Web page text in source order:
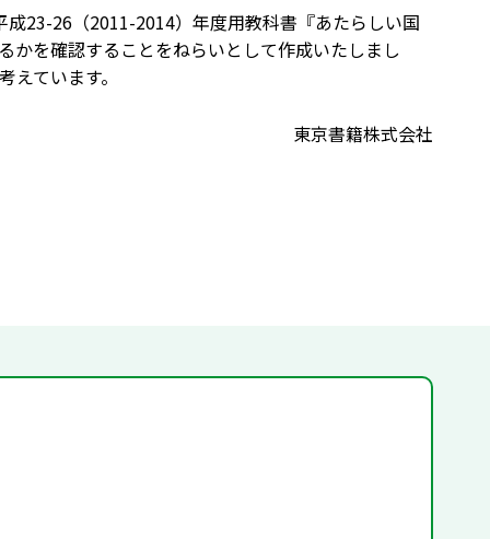
23-26（2011-2014）年度用教科書『あたらしい国
かを確認することをねらいとして作成いたしまし
ています。
東京書籍株式会社